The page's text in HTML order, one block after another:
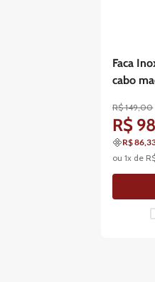
Faca
cabo
R$ 149,00
R$ 98
R$
ou1x de